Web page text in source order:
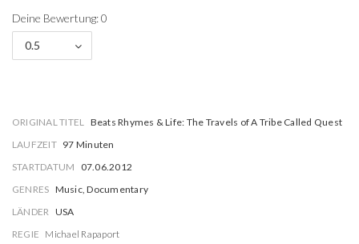
Deine Bewertung: 0
0.5
ORIGINAL TITEL Beats Rhymes & Life: The Travels of A Tribe Called Quest
LAUFZEIT 97 Minuten
STARTDATUM
07.06.2012
GENRES Music, Documentary
LÄNDER USA
REGIE Michael Rapaport